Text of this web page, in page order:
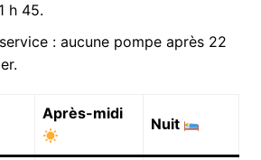
h 45.
: aucune pompe après 22
Après-midi
Nuit